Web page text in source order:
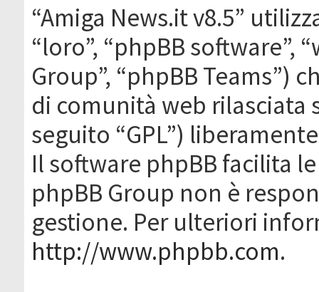
“Amiga News.it v8.5”
“loro”, “phpBB software”,
Group”, “phpBB Teams”)
di comunità web rilasciata
seguito “GPL”)
Il software phpBB facilita
phpBB Group non è
gestione. Per ulteriori
http://www.phpbb.com.